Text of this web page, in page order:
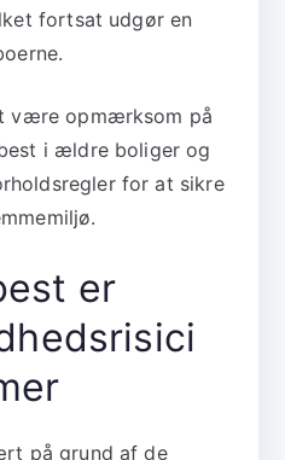
fortsat udgør en
være opmærksom på
i ældre boliger og
for at sikre
er
på grund af de